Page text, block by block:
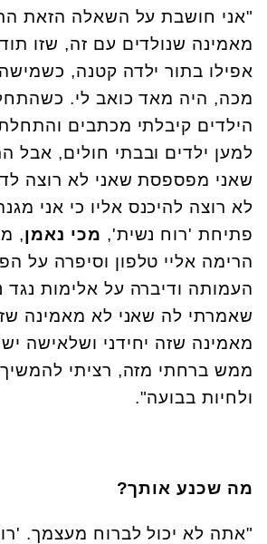
"אני חושבת על השאלה הזאת
מאמינה שנולדים עם זה, שזו
אפילו בתור ילדה קטנה,
מכה, היה מאד כואב לי.
הילדים קיבלתי מכתבים
למען ילדים ובבתי חולים, אבל
שאני מפספסת שאני לא רוצה
לא רוצה להיכנס אליו כי אני
פתיחת 'רוח נשית', מכי נאמן,
הרימה אליי טלפון וסיפרה על
העמותה ודיברה על אלימות נגד
שאמרתי לה שאני לא מאמינה
מאמינה שזה יחידני ושלאישה
ממש ברחתי מזה, רציתי להמשיך
ולחיות בבועה".
מה שכנע אותך?
"אתה לא יכול לברוח מעצמך.